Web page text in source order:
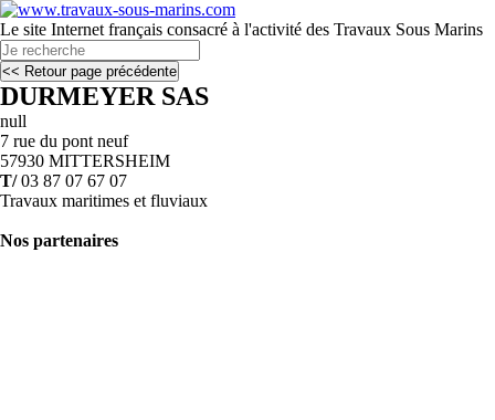
Le site Internet français consacré à l'activité des Travaux Sous Marins
DURMEYER SAS
null
7 rue du pont neuf
57930 MITTERSHEIM
T/03 87 07 67 07
Travaux maritimes et fluviaux
Nos partenaires